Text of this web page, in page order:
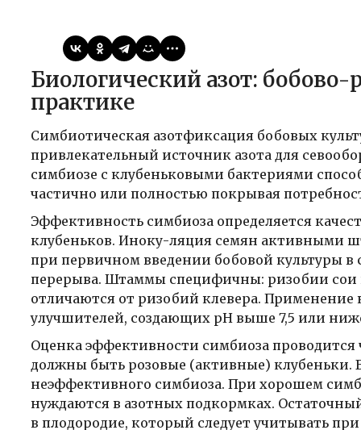
Биологический азот: бобово-ризобиальный симбиоз на
практике
Симбиотическая азотфиксация бобовых
привлекательный источник азота для
симбиозе с клубеньковыми бактериями
частично или полностью покрывая
Эффективность симбиоза определяется
клубеньков. Иноку-ляция семян активными
при первичном введении бобовой культуры в
перерыва. Штаммы специфичны: ризобии сои
отличаются от ризобий клевера.
улучшителей, создающих pH выше 7,5 или
Оценка эффективности симбиоза проводится
должны быть розовые (активные) клубеньки.
неэффективного симбиоза. При хорошем
нуждаются в азотных подкормках.
в плодородие, который следует учитывать